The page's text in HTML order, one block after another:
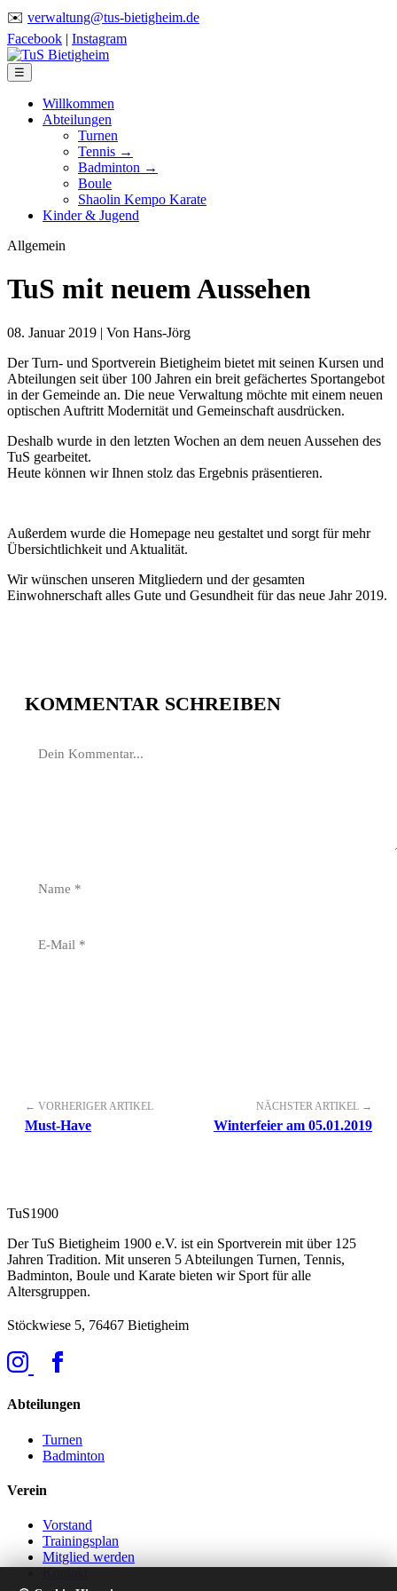
✉️ verwaltung@tus-bietigheim.de
Facebook | Instagram
☰
Willkommen
Abteilungen
Turnen
Tennis →
Badminton →
Boule
Shaolin Kempo Karate
Kinder & Jugend
Allgemein
TuS mit neuem Aussehen
08. Januar 2019 | Von Hans-Jörg
Der Turn- und Sportverein Bietigheim bietet mit seinen Kursen und
Abteilungen seit über 100 Jahren ein breit gefächertes Sportangebot
in der Gemeinde an. Die neue Verwaltung möchte mit einem neuen
optischen Auftritt Modernität und Gemeinschaft ausdrücken.
Deshalb wurde in den letzten Wochen an dem neuen Aussehen des
TuS gearbeitet.
Heute können wir Ihnen stolz das Ergebnis präsentieren.
Außerdem wurde die Homepage neu gestaltet und sorgt für mehr
Übersichtlichkeit und Aktualität.
Wir wünschen unseren Mitgliedern und der gesamten
Einwohnerschaft alles Gute und Gesundheit für das neue Jahr 2019.
KOMMENTAR SCHREIBEN
← VORHERIGER ARTIKEL
Must-Have
NÄCHSTER ARTIKEL →
Winterfeier am 05.01.2019
TuS1900
Der TuS Bietigheim 1900 e.V. ist ein Sportverein mit über 125
Jahren Tradition. Mit unseren 5 Abteilungen Turnen, Tennis,
Badminton, Boule und Karate bieten wir Sport für alle
Altersgruppen.
Stöckwiese 5, 76467 Bietigheim
Abteilungen
Turnen
Badminton
Verein
Vorstand
Trainingsplan
Mitglied werden